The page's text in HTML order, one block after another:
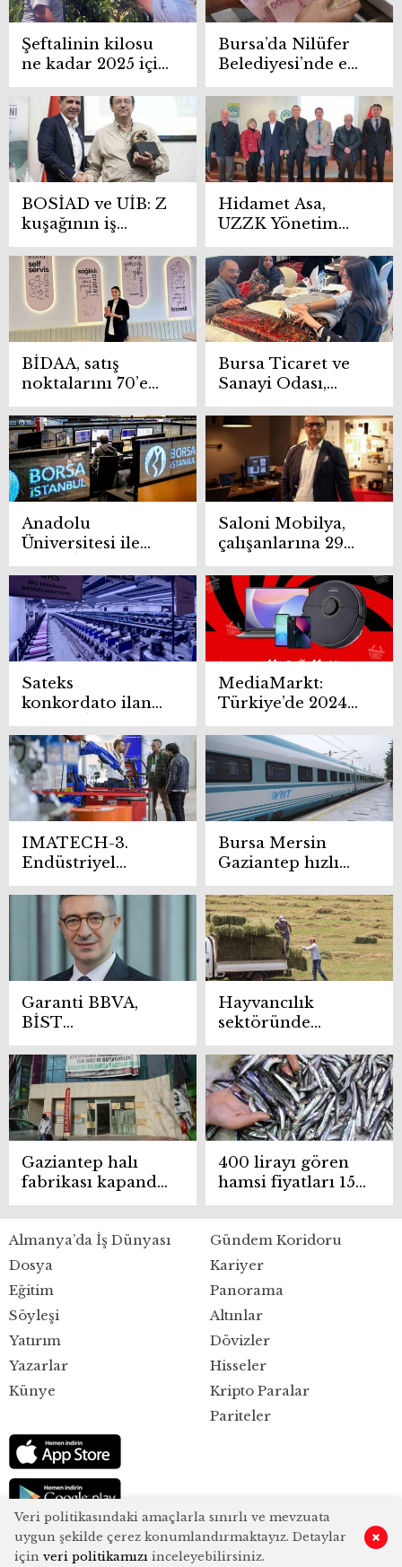
Şeftalinin kilosu
ne kadar 2025 için
belli oldu
Bursa’da Nilüfer
Belediyesi’nde en
düşük ücret 43
bini buldu,
haftalık çalışma
saati düşürüldü
BOSİAD ve UİB: Z
kuşağının iş
dünyasına uyumu
için yeni bir
model gerekli
Hidamet Asa,
UZZK Yönetim
Kurulu’nda
yeniden başkan
seçildi
BİDAA, satış
noktalarını 70’e
çıkardı
Bursa Ticaret ve
Sanayi Odası,
Dubai’de mobilya
sektörünü tanıttı
Anadolu
Üniversitesi ile
Borsa İstanbul
seçmeli ders açtı
Saloni Mobilya,
çalışanlarına 29
milyon TL
promosyon
ödeyecek
Sateks
konkordato ilan
etti mi? İflas
sürecinde son
durum
MediaMarkt:
Türkiye’de 2024
yılının en trend
elektronik
ürünleri
IMATECH-3.
Endüstriyel
Üretim
Teknolojileri
Fuarı 2025’te
Türkiye’de
makine
sektörünün
buluşma noktası
olacak
Bursa Mersin
Gaziantep hızlı
tren hattı ne
zaman açılacak?
YHT hatları
genişliyor
Garanti BBVA,
BİST
sürdürülebilirlik
25 endeksine dahil
oldu
Hayvancılık
sektöründe
saman, yonca ve
yemler zamlandı
Gaziantep halı
fabrikası kapandı,
Bursa’da üretim
maliyetine
satılıyor
400 lirayı gören
hamsi fiyatları 150
liraya düştü
Almanya’da İş Dünyası
Dosya
Eğitim
Gündem Koridoru
Kariyer
Panorama
Söyleşi
Yatırım
Yazarlar
Künye
Altınlar
Dövizler
Hisseler
Kripto Paralar
Pariteler
Veri politikasındaki amaçlarla sınırlı ve mevzuata
uygun şekilde çerez konumlandırmaktayız. Detaylar
için veri politikamızı inceleyebilirsiniz.